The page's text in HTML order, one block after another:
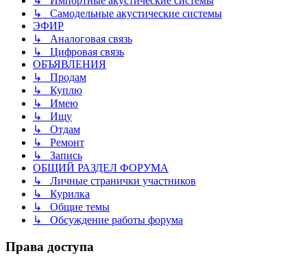
↳ Самодельные акустические системы
ЭФИР
↳ Аналоговая связь
↳ Цифровая связь
ОБЪЯВЛЕНИЯ
↳ Продам
↳ Куплю
↳ Имею
↳ Ищу
↳ Отдам
↳ Ремонт
↳ Запись
ОБЩИЙ РАЗДЕЛ ФОРУМА
↳ Личные странички участников
↳ Курилка
↳ Общие темы
↳ Обсуждение работы форума
Права доступа